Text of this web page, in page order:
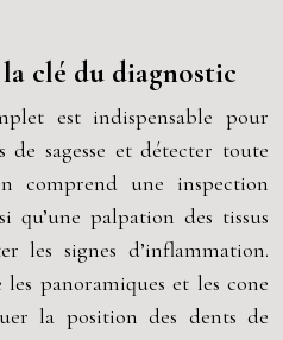
la clé du diagnostic
est indispensable pour
de sagesse et détecter toute
comprend une inspection
qu’une palpation des tissus
les signes d’inflammation.
panoramiques et les cone
la position des dents de